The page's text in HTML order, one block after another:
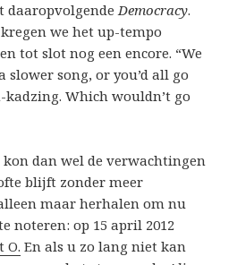
daaropvolgendeDemocracy.
we het up-tempo
tot slot nog een encore. “We
song, or you’d all go
Which wouldn’t go
kon dan wel de verwachtingen
blijft zonder meer
maar herhalen om nu
noteren: op 15 april 2012
O. En als u zo lang niet kan